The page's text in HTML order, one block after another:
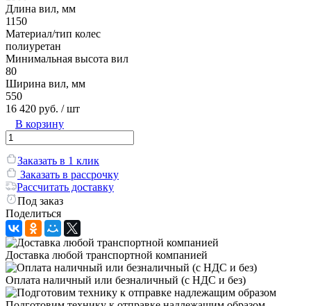
Длина вил, мм
1150
Материал/тип колес
полиуретан
Минимальная высота вил
80
Ширина вил, мм
550
16 420 руб. / шт
В корзину
Заказать в 1 клик
Заказать в рассрочку
Рассчитать доставку
Под заказ
Поделиться
Доставка любой транспортной компанией
Оплата наличный или безналичный (с НДС и без)